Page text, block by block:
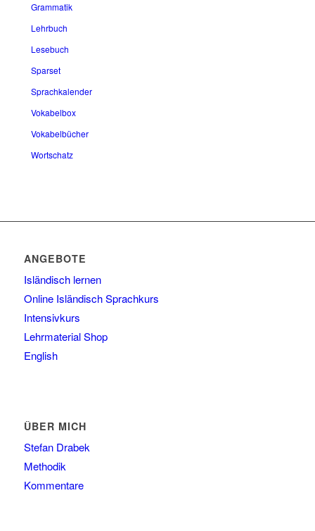
Grammatik
Lehrbuch
Lesebuch
Sparset
Sprachkalender
Vokabelbox
Vokabelbücher
Wortschatz
ANGEBOTE
Isländisch lernen
Online Isländisch Sprachkurs
Intensivkurs
Lehrmaterial Shop
English
ÜBER MICH
Stefan Drabek
Methodik
Kommentare